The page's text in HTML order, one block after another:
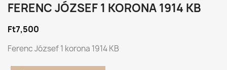
FERENC JÓZSEF 1 KORONA 1914 KB
Ft7,500
Ferenc József 1 korona 1914 KB